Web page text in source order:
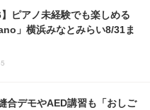
】ピアノ未経験でも楽しめる
」横浜みなとみらい8/31ま
合デモやAED講習も「おしご